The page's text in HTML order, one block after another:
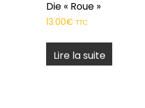
Die « Roue »
13.00€ TTC
Lire la suite